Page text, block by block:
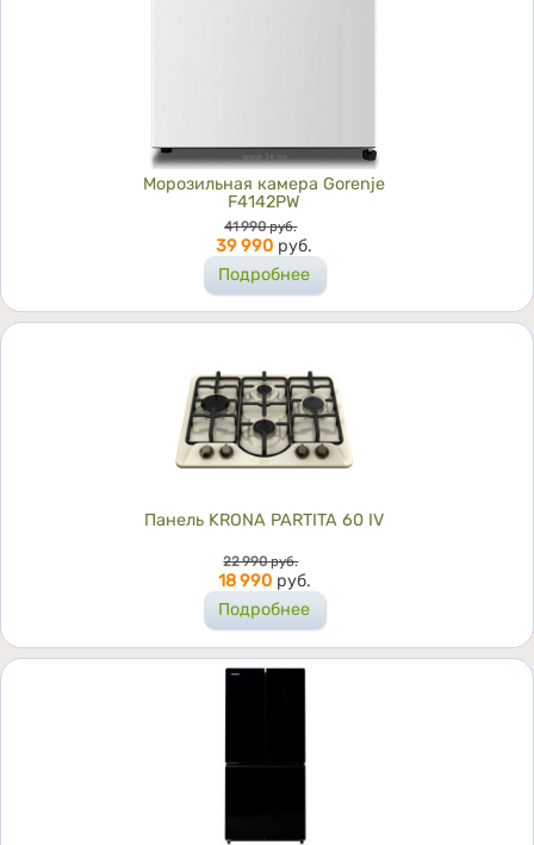
Морозильная камера Gorenje
F4142PW
Цена
41 990 руб.
39 990 руб.
Подробнее
Панель KRONA PARTITA 60 IV
Цена
22 990 руб.
18 990 руб.
Подробнее